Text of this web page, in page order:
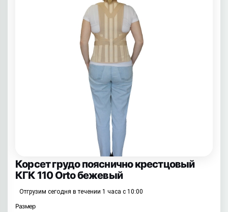
Корсет грудо пояснично крестцовый
КГК 110 Orto бежевый
Отгрузим сегодня в течении 1 часа с 10:00
Размер